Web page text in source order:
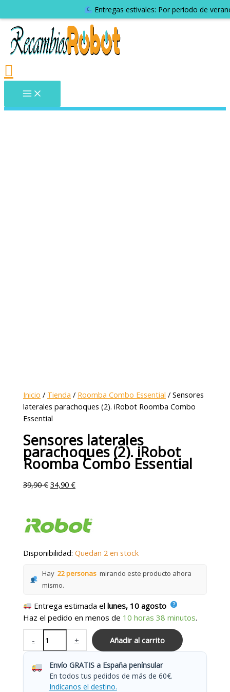
Entregas estivales: Por periodo de
Inicio / Tienda / Roomba Combo Essential / Sensores
laterales parachoques (2). iRobot Roomba Combo
Essential
Sensores laterales
parachoques (2). iRobot
Roomba Combo Essential
39,90€ 34,90€
Disponibilidad: Quedan 2 en stock
Hay 22 personas mirando este producto ahora
mismo.
Entrega estimada ellunes, 10 agosto
Haz el pedido en menos de 10 horas 38 minutos.
- + Añadir al carrito
Envío GRATIS a España penínsular
En todos tus pedidos de más de 60€.
Indícanos el destino.